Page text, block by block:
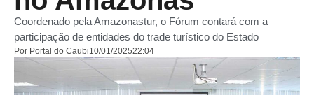
Coordenado pela Amazonastur, o Fórum contará com a
participação de entidades do trade turístico do Estado
Por Portal do Caubi10/01/202522:04